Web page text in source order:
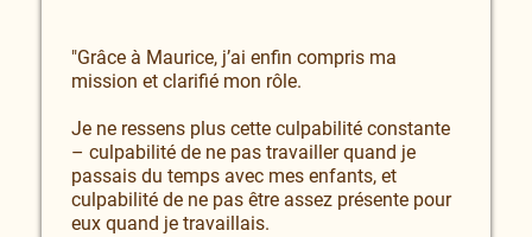
"Grâce à Maurice, j’ai enfin compris ma
mission et clarifié mon rôle.
Je ne ressens plus cette culpabilité constante
– culpabilité de ne pas travailler quand je
passais du temps avec mes enfants, et
culpabilité de ne pas être assez présente pour
eux quand je travaillais.